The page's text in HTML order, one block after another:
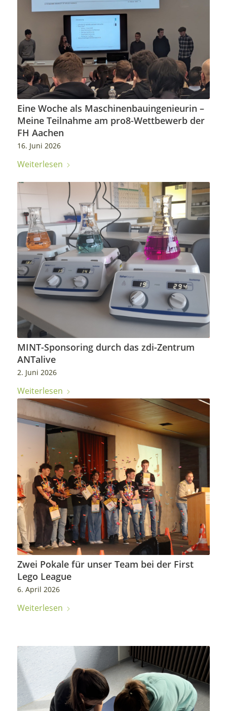
Eine Woche als Maschinenbauingenieurin –
Meine Teilnahme am pro8-Wettbewerb der
FH Aachen
16. Juni 2026
Weiterlesen
MINT-Sponsoring durch das zdi-Zentrum
ANTalive
2. Juni 2026
Weiterlesen
Zwei Pokale für unser Team bei der First
Lego League
6. April 2026
Weiterlesen